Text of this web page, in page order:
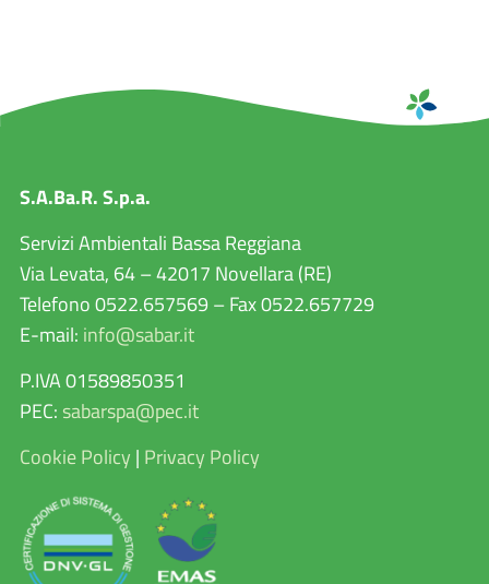
S.A.Ba.R. S.p.a.
Servizi Ambientali Bassa Reggiana
Via Levata, 64 – 42017 Novellara (RE)
Telefono 0522.657569 – Fax 0522.657729
E-mail: info@sabar.it
P.IVA 01589850351
PEC: sabarspa@pec.it
Cookie Policy | Privacy Policy